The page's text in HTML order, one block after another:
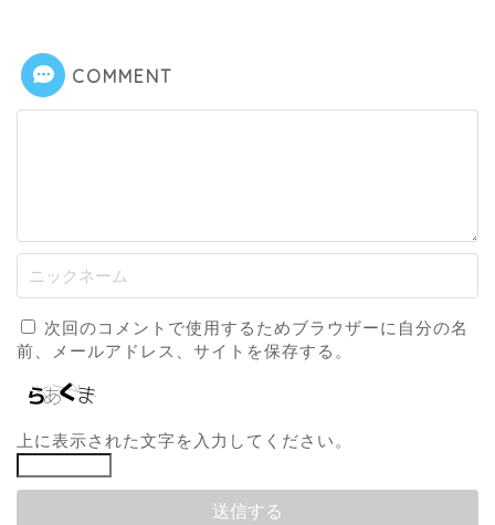
COMMENT
次回のコメントで使用するためブラウザーに自分の名
前、メールアドレス、サイトを保存する。
上に表示された文字を入力してください。